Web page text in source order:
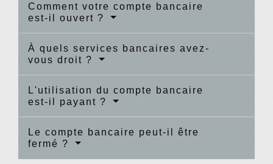
Comment votre compte bancaire
est-il ouvert ?
À quels services bancaires avez-
vous droit ?
L'utilisation du compte bancaire
est-il payant ?
Le compte bancaire peut-il être
fermé ?